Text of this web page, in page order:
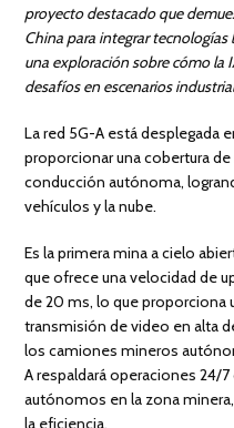
proyecto destacado que
China para integrar
una exploración sobre cómo la
desafíos en escenarios
La red 5G-A está desplegada
proporcionar una cobertura
conducción autónoma,
vehículos y la nube.
Es la primera mina a cielo
que ofrece una velocidad de
de 20 ms, lo que proporciona
transmisión de video en alta
los camiones mineros
A respaldará operaciones
autónomos en la zona
la eficiencia.